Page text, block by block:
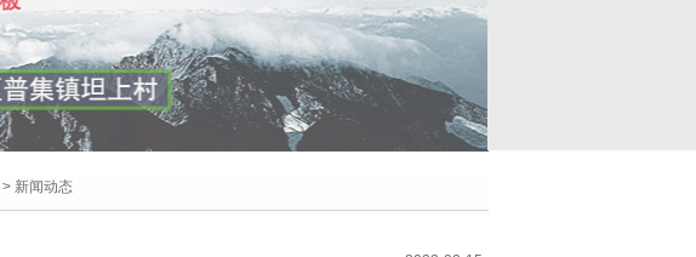
> 新闻动态